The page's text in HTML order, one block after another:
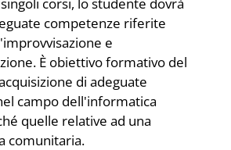
competenze riferite
e
È obiettivo formativo del
di adeguate
campo dell'informatica
quelle relative ad una
comunitaria.